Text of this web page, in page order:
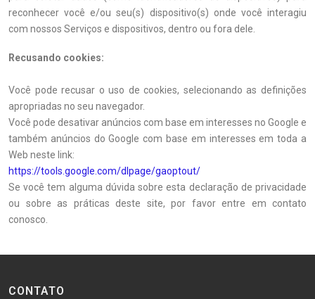
reconhecer você e/ou seu(s) dispositivo(s) onde você interagiu
com nossos Serviços e dispositivos, dentro ou fora dele.
Recusando cookies:
Você pode recusar o uso de cookies, selecionando as definições
apropriadas no seu navegador.
Você pode desativar anúncios com base em interesses no Google e
também anúncios do Google com base em interesses em toda a
Web neste link:
https://tools.google.com/dlpage/gaoptout/
Se você tem alguma dúvida sobre esta declaração de privacidade
ou sobre as práticas deste site, por favor entre em contato
conosco.
CONTATO